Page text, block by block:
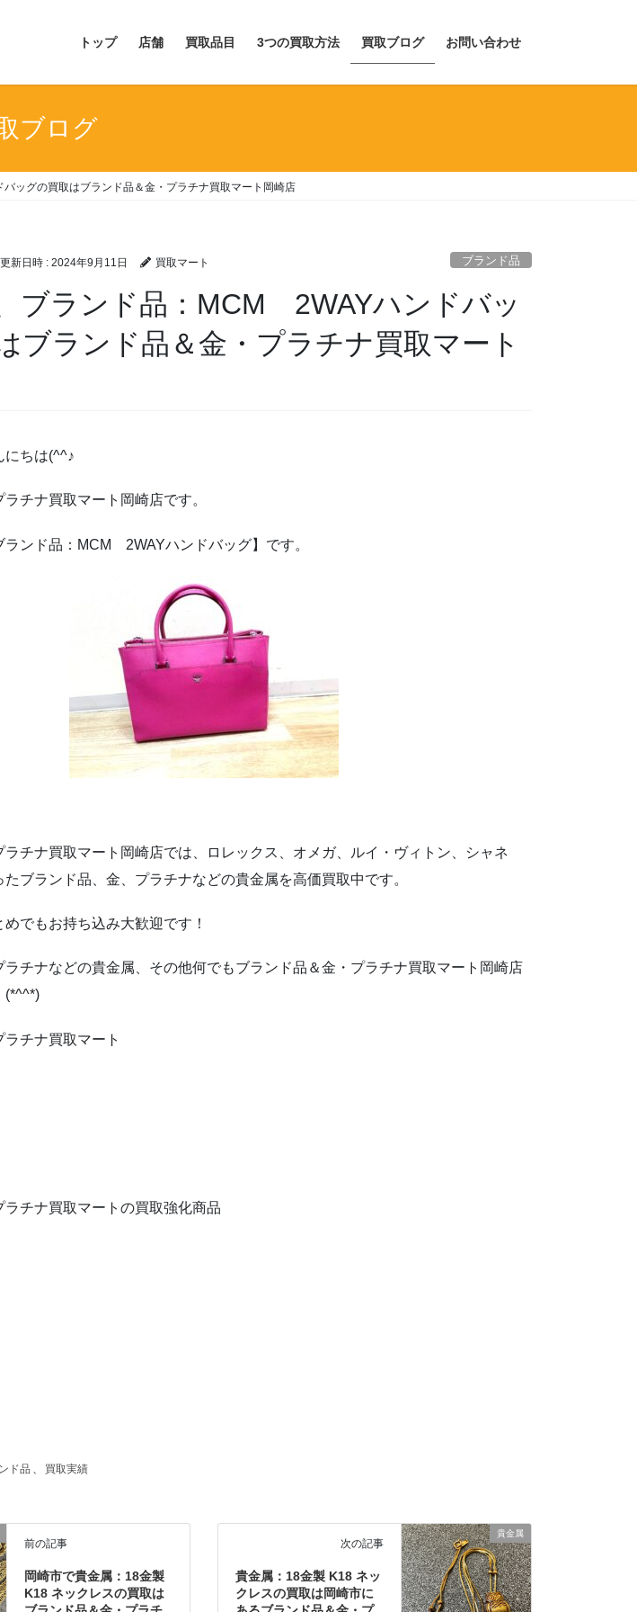
トップ 店舗 買取品目 3つの買取方法 買取ブログ お問い合わせ
ブログ
ッグの買取はブランド品＆金・プラチナ買取マート岡崎店
新日時 : 2024年9月11日 買取マート ブランド品
ブランド品：MCM 2WAYハンドバッ
ブランド品＆金・プラチナ買取マート
にちは(^^♪
チナ買取マート岡崎店です。
ランド品：MCM 2WAYハンドバッグ】です。
ラチナ買取マート岡崎店では、ロレックス、オメガ、ルイ・ヴィトン、シャネ
ブランド品、金、プラチナなどの貴金属を高価買取中です。
でもお持ち込み大歓迎です！
ラチナなどの貴金属、その他何でもブランド品＆金・プラチナ買取マート岡崎店
(*^^*)
チナ買取マート
ラチナ買取マートの買取強化商品
ド品 、 買取実績
前の記事
岡崎市で貴金属：18金製
K18 ネックレスの買取は
貴金属
次の記事
貴金属：18金製 K18 ネッ
クレスの買取は岡崎市に